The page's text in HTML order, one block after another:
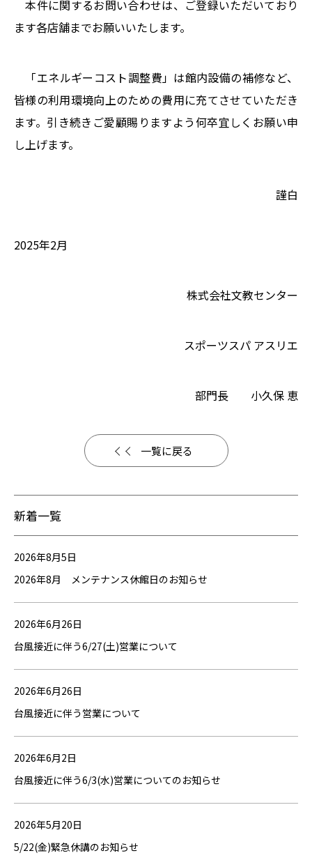
本件に関するお問い合わせは、ご登録いただいており
ます各店舗までお願いいたします。
「エネルギーコスト調整費」は館内設備の補修など、
皆様の利用環境向上のための費用に充てさせていただき
ます。引き続きご愛顧賜りますよう何卒宜しくお願い申
し上げます。
謹白
2025年2月
株式会社文教センター
スポーツスパ アスリエ
部門長 小久保 恵
一覧に戻る
新着一覧
2026年8月5日
2026年8月 メンテナンス休館日のお知らせ
2026年6月26日
台風接近に伴う6/27(土)営業について
2026年6月26日
台風接近に伴う営業について
2026年6月2日
台風接近に伴う6/3(水)営業についてのお知らせ
2026年5月20日
5/22(金)緊急休講のお知らせ